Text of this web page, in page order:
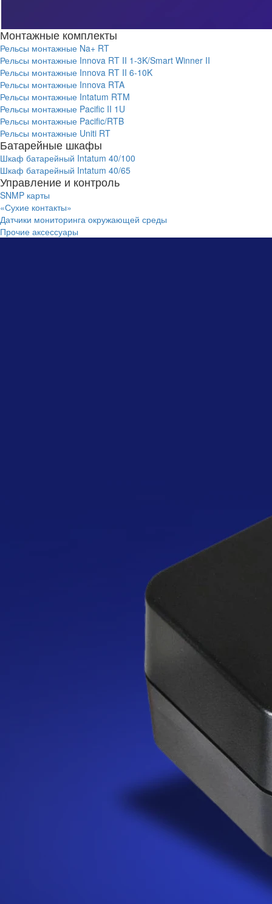
Монтажные комплекты
Рельсы монтажные Na+ RT
Рельсы монтажные Innova RT II 1-3K/Smart Winner II
Рельсы монтажные Innova RT II 6-10K
Рельсы монтажные Innova RTA
Рельсы монтажные Intatum RTM
Рельсы монтажные Pacific II 1U
Рельсы монтажные Pacific/RTB
Рельсы монтажные Uniti RT
Батарейные шкафы
Шкаф батарейный Intatum 40/100
Шкаф батарейный Intatum 40/65
Управление и контроль
SNMP карты
«Сухие контакты»
Датчики мониторинга окружающей среды
Прочие аксессуары